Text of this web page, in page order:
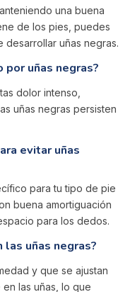
una buena
de los pies, puedes
uñas negras.
por uñas negras?
dolor intenso,
uñas negras persisten
evitar uñas
para tu tipo de pie
buena amortiguación
para los dedos.
uñas negras?
y que se ajustan
las uñas, lo que